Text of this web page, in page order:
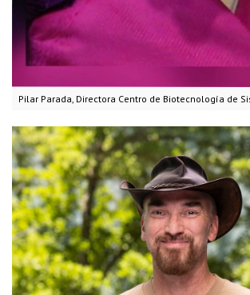
Pilar Parada, Directora Centro de Biotecnología de